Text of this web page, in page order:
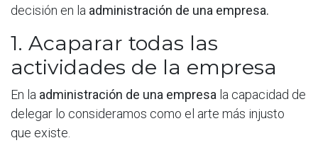
decisión en la administración de una empresa.
1. Acaparar todas las
actividades de la empresa
En la administración de una empresa la capacidad de
delegar lo consideramos como el arte más injusto
que existe.